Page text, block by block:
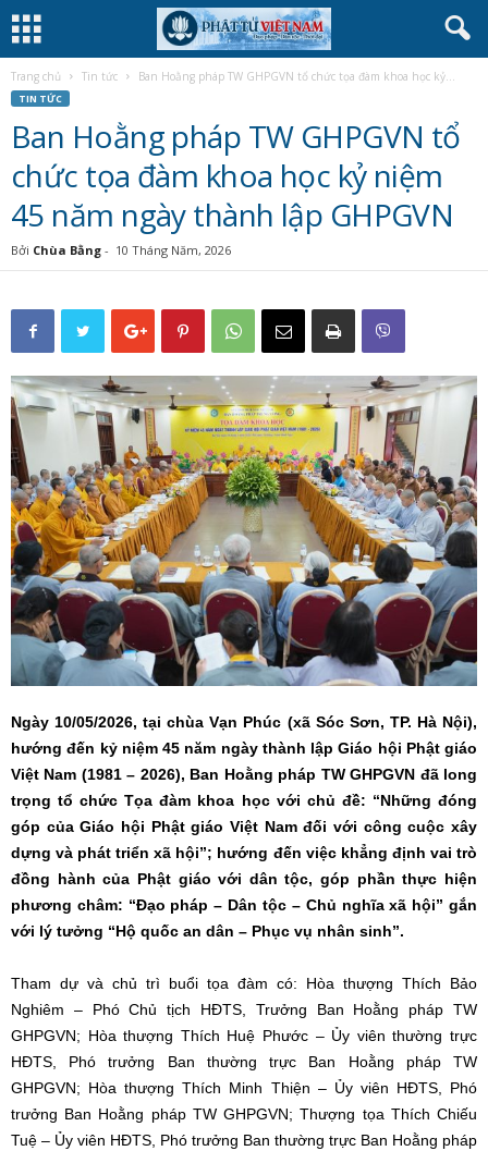
Trang chủ Tin tức Ban Hoằng pháp TW GHPGVN tổ chức tọa đàm khoa học kỷ...
TIN TỨC
Ban Hoằng pháp TW GHPGVN tổ
chức tọa đàm khoa học kỷ niệm
45 năm ngày thành lập GHPGVN
Bởi Chùa Bằng - 10 Tháng Năm, 2026
Ngày 10/05/2026, tại chùa Vạn Phúc (xã Sóc Sơn, TP. Hà Nội),
hướng đến kỷ niệm 45 năm ngày thành lập Giáo hội Phật giáo
Việt Nam (1981 – 2026), Ban Hoằng pháp TW GHPGVN đã long
trọng tổ chức Tọa đàm khoa học với chủ đề: “Những đóng
góp của Giáo hội Phật giáo Việt Nam đối với công cuộc xây
dựng và phát triển xã hội”; hướng đến việc khẳng định vai trò
đồng hành của Phật giáo với dân tộc, góp phần thực hiện
phương châm: “Đạo pháp – Dân tộc – Chủ nghĩa xã hội” gắn
với lý tưởng “Hộ quốc an dân – Phục vụ nhân sinh”.
Tham dự và chủ trì buổi tọa đàm có: Hòa thượng Thích Bảo
Nghiêm – Phó Chủ tịch HĐTS, Trưởng Ban Hoằng pháp TW
GHPGVN; Hòa thượng Thích Huệ Phước – Ủy viên thường trực
HĐTS, Phó trưởng Ban thường trực Ban Hoằng pháp TW
GHPGVN; Hòa thượng Thích Minh Thiện – Ủy viên HĐTS, Phó
trưởng Ban Hoằng pháp TW GHPGVN; Thượng tọa Thích Chiếu
Tuệ – Ủy viên HĐTS, Phó trưởng Ban thường trực Ban Hoằng pháp